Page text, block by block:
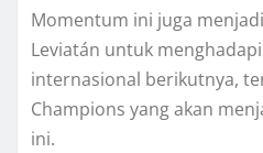
Momentum ini juga
Leviatán untuk
internasional berikutnya,
Champions yang akan
ini.